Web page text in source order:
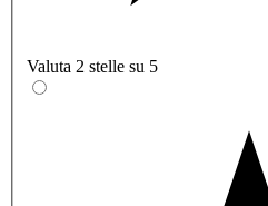
Valuta 2 stelle su 5